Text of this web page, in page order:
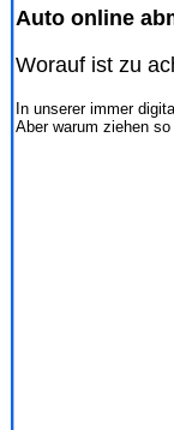
Auto online
Worauf ist zu
In unserer immer
Aber warum ziehen